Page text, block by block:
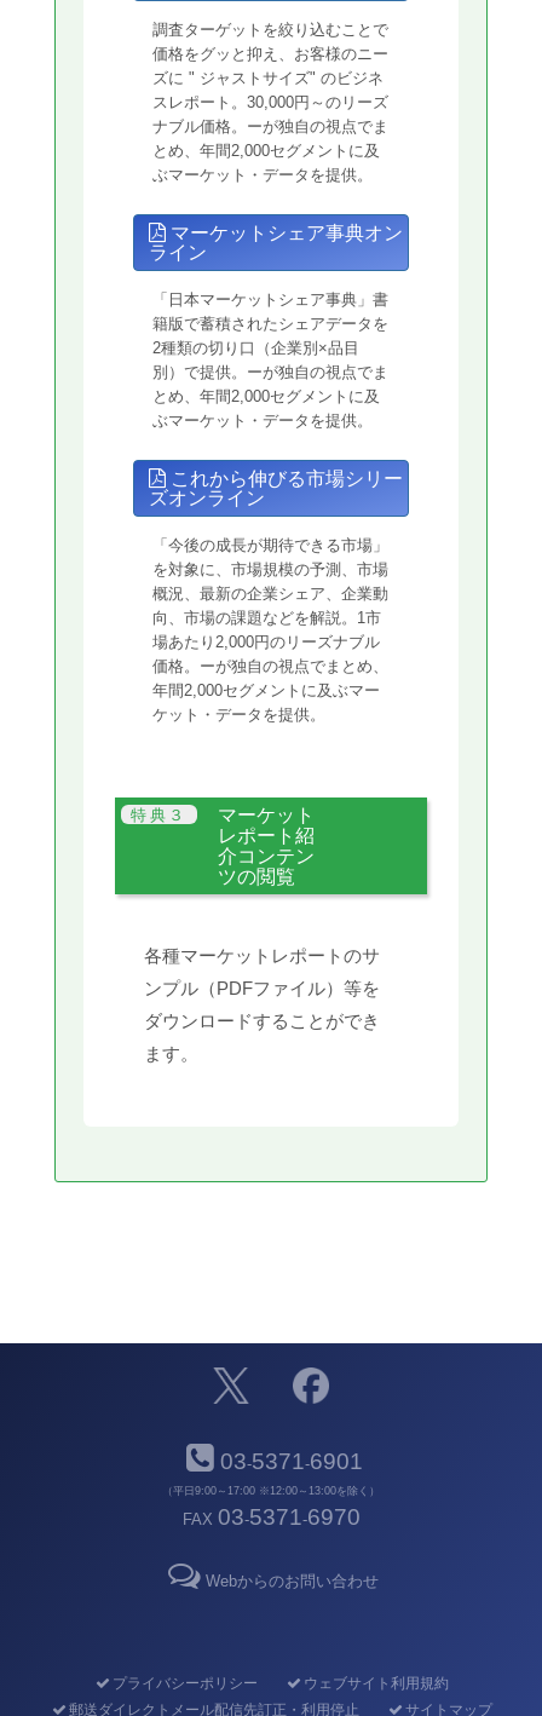
調査ターゲットを絞り込むことで
価格をグッと抑え、お客様のニー
ズに " ジャストサイズ" のビジネ
スレポート。30,000円～のリーズ
ナブル価格。ーが独自の視点でま
とめ、年間2,000セグメントに及
ぶマーケット・データを提供。
マーケットシェア事典オン
ライン
「日本マーケットシェア事典」書
籍版で蓄積されたシェアデータを
2種類の切り口（企業別×品目
別）で提供。ーが独自の視点でま
とめ、年間2,000セグメントに及
ぶマーケット・データを提供。
これから伸びる市場シリー
ズオンライン
「今後の成長が期待できる市場」
を対象に、市場規模の予測、市場
概況、最新の企業シェア、企業動
向、市場の課題などを解説。1市
場あたり2,000円のリーズナブル
価格。ーが独自の視点でまとめ、
年間2,000セグメントに及ぶマー
ケット・データを提供。
マーケット
レポート紹
介コンテン
ツの閲覧
各種マーケットレポートのサ
ンプル（PDFファイル）等を
ダウンロードすることができ
ます。
03-5371-6901
（平日9:00～17:00 ※12:00～13:00を除く）
FAX 03-5371-6970
Webからのお問い合わせ
プライバシーポリシー
ウェブサイト利用規約
郵送ダイレクトメール配信先訂正・利用停止
サイトマップ